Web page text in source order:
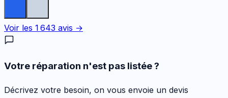
Voir les 1 643 avis →
Votre réparation n'est pas listée ?
Décrivez votre besoin, on vous envoie un devis